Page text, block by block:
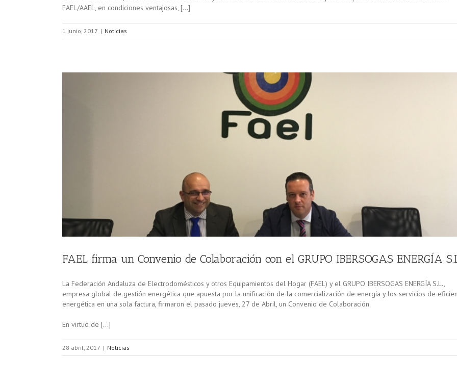
FAEL/AAEL, en condiciones ventajosas, […]
1 junio, 2017 | Noticias
FAEL firma un Convenio de Colaboración con el GRUPO IBERSOGAS ENERGÍA
La Federación Andaluza de Electrodomésticos y otros Equipamientos del Hogar (FAEL) y el GRUPO IBERSOGAS ENERGÍA S.L.,
empresa global de gestión energética que apuesta por la unificación de la comercialización de energía y los servicios de
energética en una sola factura, firmaron el pasado jueves, 27 de Abril, un Convenio de Colaboración.
En virtud de […]
28 abril, 2017 | Noticias